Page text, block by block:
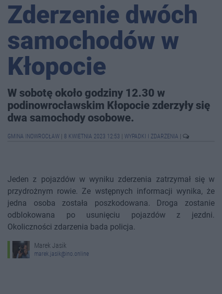
Zderzenie dwóch
samochodów w
Kłopocie
W sobotę około godziny 12.30 w
podinowrocławskim Kłopocie zderzyły się
dwa samochody osobowe.
GMINA INOWROCŁAW 8 KWIETNIA 2023 12:53 WYPADKI I ZDARZENIA
Jeden z pojazdów w wyniku zderzenia zatrzymał się w
przydrożnym rowie. Ze wstępnych informacji wynika, że
jedna osoba została poszkodowana. Droga zostanie
odblokowana po usunięciu pojazdów z jezdni.
Okoliczności zdarzenia bada policja.
Marek Jasik
marek.jasik@ino.online